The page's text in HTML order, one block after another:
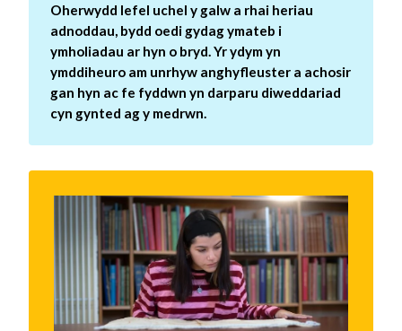
Oherwydd lefel uchel y galw a rhai heriau
adnoddau, bydd oedi gydag ymateb i
ymholiadau ar hyn o bryd. Yr ydym yn
ymddiheuro am unrhyw anghyfleuster a achosir
gan hyn ac fe fyddwn yn darparu diweddariad
cyn gynted ag y medrwn.